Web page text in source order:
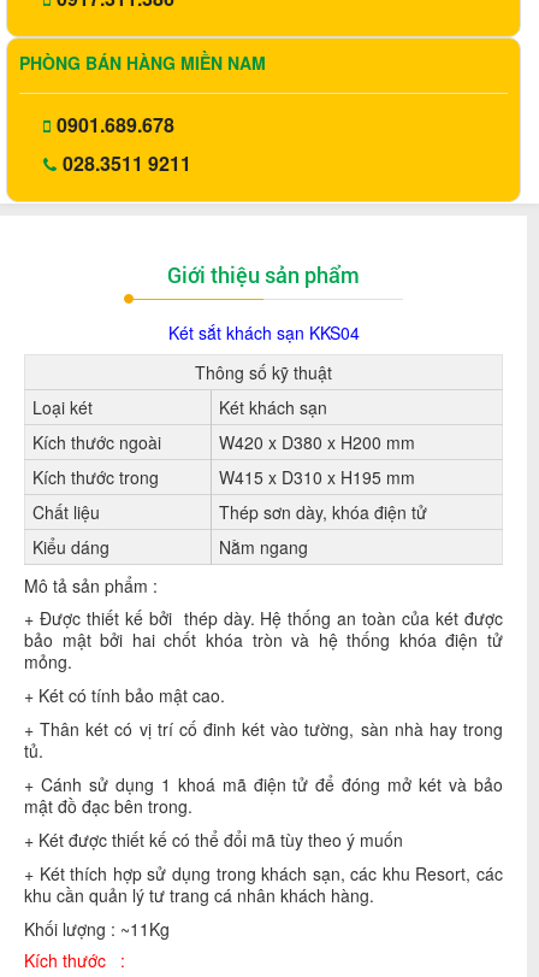
PHÒNG BÁN HÀNG MIỀN NAM
0901.689.678
028.3511 9211
Giới thiệu sản phẩm
Két sắt khách sạn KKS04
Thông số kỹ thuật
Loại két
Két khách sạn
Kích thước ngoài
W420 x D380 x H200 mm
Kích thước trong
W415 x D310 x H195 mm
Chất liệu
Thép sơn dày, khóa điện tử
Kiểu dáng
Nằm ngang
Mô tả sản phẩm :
+ Được thiết kế bởi thép dày. Hệ thống an toàn của két được
bảo mật bởi hai chốt khóa tròn và hệ thống khóa điện tử
mỏng.
+ Két có tính bảo mật cao.
+ Thân két có vị trí cố đinh két vào tường, sàn nhà hay trong
tủ.
+ Cánh sử dụng 1 khoá mã điện tử để đóng mở két và bảo
mật đồ đạc bên trong.
+ Két được thiết kế có thể đổi mã tùy theo ý muốn
+ Két thích hợp sử dụng trong khách sạn, các khu Resort, các
khu cần quản lý tư trang cá nhân khách hàng.
Khối lượng : ~11Kg
Kích thước :